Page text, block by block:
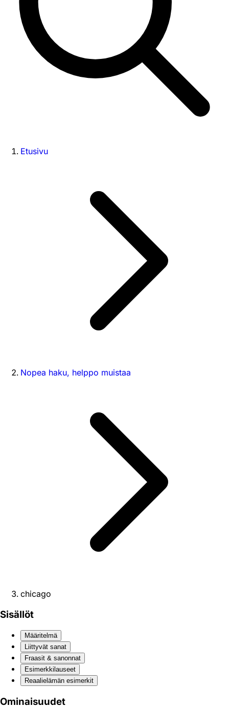
Etusivu
Nopea haku, helppo muistaa
chicago
Sisällöt
Määritelmä
Liittyvät sanat
Fraasit & sanonnat
Esimerkkilauseet
Reaali­elämän esimerkit
Ominaisuudet